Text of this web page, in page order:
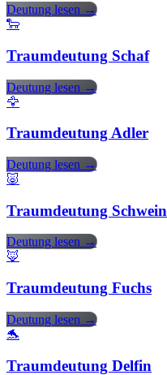
Deutung lesen →
🐑
Traumdeutung Schaf
Deutung lesen →
🦅
Traumdeutung Adler
Deutung lesen →
🐷
Traumdeutung Schwein
Deutung lesen →
🦊
Traumdeutung Fuchs
Deutung lesen →
🐬
Traumdeutung Delfin